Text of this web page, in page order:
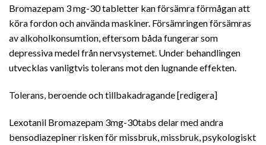
Bromazepam 3 mg-30 tabletter kan försämra förmågan att
köra fordon och använda maskiner. Försämringen försämras
av alkoholkonsumtion, eftersom båda fungerar som
depressiva medel från nervsystemet. Under behandlingen
utvecklas vanligtvis tolerans mot den lugnande effekten.
Tolerans, beroende och tillbakadragande [redigera]
Lexotanil Bromazepam 3mg-30tabs delar med andra
bensodiazepiner risken för missbruk, missbruk, psykologiskt